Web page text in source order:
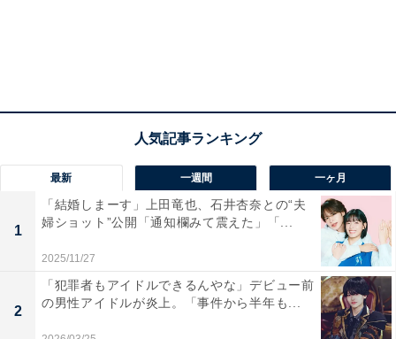
最新 一週間 一ヶ月
1
「結婚しまーす」上田竜也、石井杏奈との“夫
婦ショット”公開「通知欄みて震えた」「...
2025/11/27
2
「犯罪者もアイドルできるんやな」デビュー前
の男性アイドルが炎上。「事件から半年も...